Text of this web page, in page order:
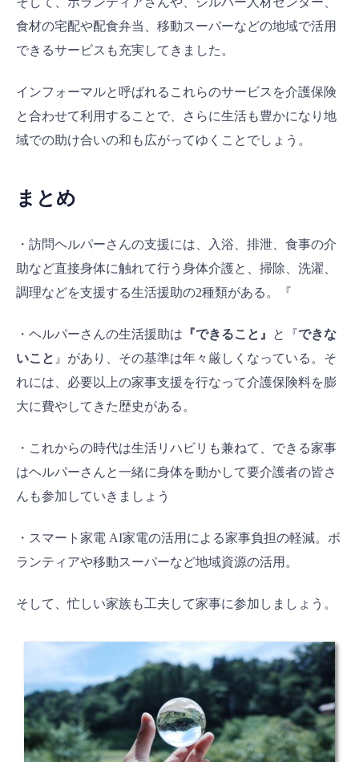
食材の宅配や配食弁当、移動スーパーなどの地域で活用
できるサービスも充実してきました。
インフォーマルと呼ばれるこれらのサービスを介護保険
と合わせて利用することで、さらに生活も豊かになり地
域での助け合いの和も広がってゆくことでしょう。
まとめ
・訪問ヘルパーさんの支援には、入浴、排泄、食事の介
助など直接身体に触れて行う身体介護と、掃除、洗濯、
調理などを支援する生活援助の2種類がある。『
・ヘルパーさんの生活援助は 『できること』 と『できな
いこと 』があり、その基準は年々厳しくなっている。そ
れには、必要以上の家事支援を行なって介護保険料を膨
大に費やしてきた歴史がある。
・これからの時代は生活リハビリも兼ねて、できる家事
はヘルパーさんと一緒に身体を動かして要介護者の皆さ
んも参加していきましょう
・スマート家電 AI家電の活用による家事負担の軽減。ボ
ランティアや移動スーパーなど地域資源の活用。
そして、忙しい家族も工夫して家事に参加しましょう。